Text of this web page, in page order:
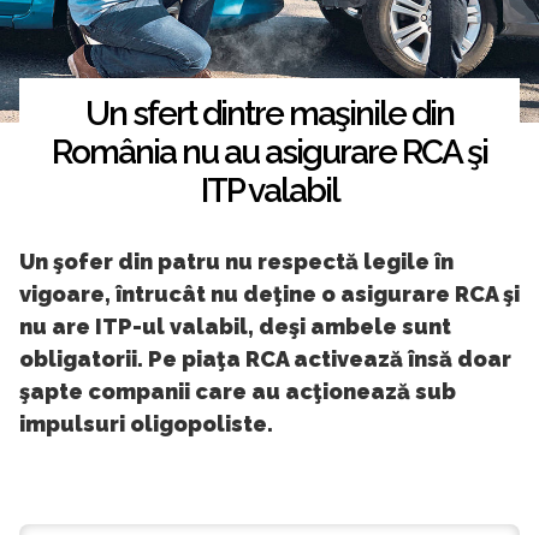
Un sfert dintre maşinile din
România nu au asigurare RCA şi
ITP valabil
Un şofer din patru nu respectă legile în
vigoare, întrucât nu deţine o asigurare RCA şi
nu are ITP-ul valabil, deşi ambele sunt
obligatorii. Pe piaţa RCA activează însă doar
şapte companii care au acţionează sub
impulsuri oligopoliste.